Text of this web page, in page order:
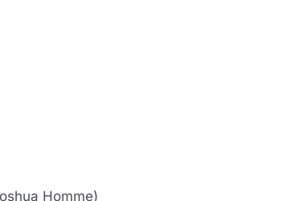
Homme)